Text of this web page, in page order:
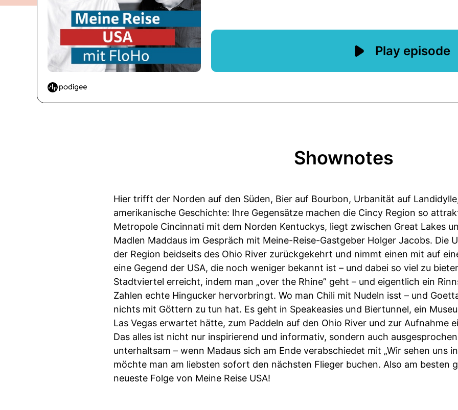
Shownotes
Hier trifft der Norden auf den Süden, Bier auf Bourbon, Urbanität auf
amerikanische Geschichte: Ihre Gegensätze machen die Cincy Region so
Metropole Cincinnati mit dem Norden Kentuckys, liegt zwischen Great Lakes
Madlen Maddaus im Gespräch mit Meine-Reise-Gastgeber Holger Jacobs. Die
der Region beidseits des Ohio River zurückgekehrt und nimmt einen mit auf
eine Gegend der USA, die noch weniger bekannt ist – und dabei so viel zu
Stadtviertel erreicht, indem man „over the Rhine” geht – und eigentlich ein
Zahlen echte Hingucker hervorbringt. Wo man Chili mit Nudeln isst – und
nichts mit Göttern zu tun hat. Es geht in Speakeasies und Biertunnel, ein
Las Vegas erwartet hätte, zum Paddeln auf den Ohio River und zur Aufnahme
Das alles ist nicht nur inspirierend und informativ, sondern auch
unterhaltsam – wenn Madaus sich am Ende verabschiedet mit „Wir sehen uns
möchte man am liebsten sofort den nächsten Flieger buchen. Also am besten
neueste Folge von Meine Reise USA!